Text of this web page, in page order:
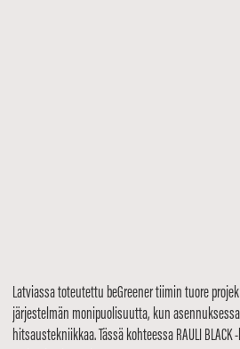
Latviassa toteutettu beGreener tiimin tuore
järjestelmän monipuolisuutta, kun
hitsaustekniikkaa. Tässä kohteessa RAULI